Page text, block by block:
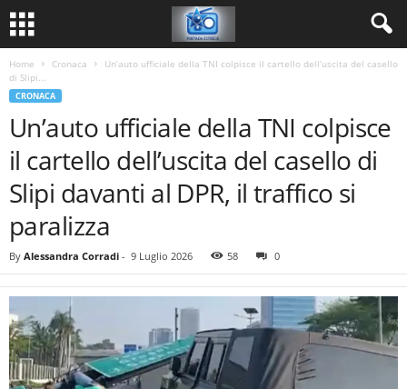
Home Cronaca
Un’auto ufficiale della TNI colpisce il cartello dell’uscita del casello
di Slipi...
CRONACA
Un’auto ufficiale della TNI colpisce
il cartello dell’uscita del casello di
Slipi davanti al DPR, il traffico si
paralizza
By Alessandra Corradi - 9 Luglio 2026 58 0